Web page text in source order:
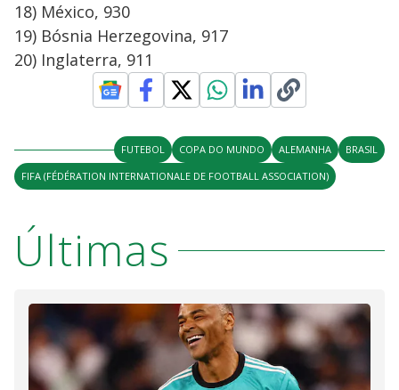
18) México, 930
19) Bósnia Herzegovina, 917
20) Inglaterra, 911
FUTEBOL COPA DO MUNDO ALEMANHA
BRASIL
FIFA (FÉDÉRATION INTERNATIONALE DE FOOTBALL ASSOCIATION)
Últimas